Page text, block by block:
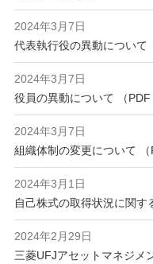
2024年3月7日
代表執行役の異動について
2024年3月7日
役員の異動について （PDF
2024年3月7日
組織体制の変更について （
2024年3月1日
自己株式の取得状況に関す
2024年2月29日
三菱UFJアセットマネジメ